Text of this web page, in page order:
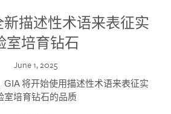
新描述性术语来表征实
室培育钻石
June 1, 2025
GIA 将开始使用描述性术语来表征实
室培育钻石的品质